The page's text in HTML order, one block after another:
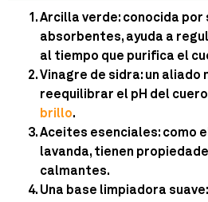
Arcilla verde: conocida
absorbentes, ayuda a
al tiempo que purifica el
Vinagre de sidra: un aliado
reequilibrar el pH del
brillo.
Aceites esenciales: como
lavanda, tienen
calmantes.
Una base limpiadora suave